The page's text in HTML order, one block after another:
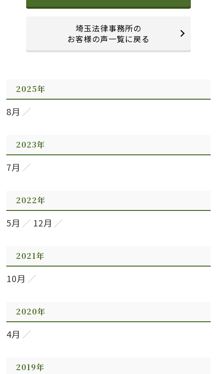
埼玉法律事務所の
お客様の声一覧に戻る
2025年
8月
2023年
7月
2022年
5月 12月
2021年
10月
2020年
4月
2019年